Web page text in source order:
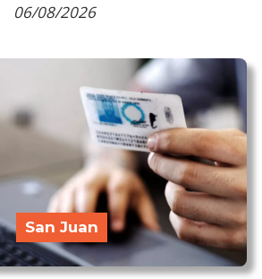
06/08/2026
San Juan